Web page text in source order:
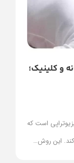
و کلینیک؛
است که
این روش…